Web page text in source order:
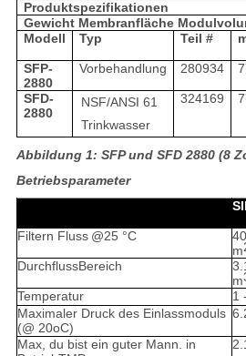
Produktspezifikationen
Gewicht Membranfläche
Modell
Typ Teil #
SFP-
2880
Vorbehandlung 280934
SFD-
2880
NSF/ANSI 61
Trinkwasser
324169
Abbildung 1: SFP und SFD 2880 (8
Betriebsparameter
SI
Filtern Fluss @25 °C
m
DurchflussBereich
m
Temperatur 1 -
Maximaler Druck des Einlassmoduls
(@ 20oC)
Max, du bist ein guter Mann. in